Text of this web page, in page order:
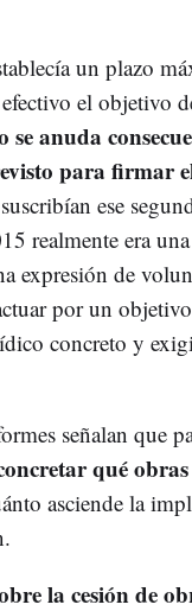
un plazo
el objetivo
se anuda
para firmar
ese
realmente era
expresión de
por un
concreto y
señalan que
qué obras
asciende la
la cesión de